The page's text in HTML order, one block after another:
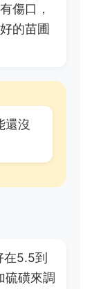
傷口，
的苗圃
還沒
在5.5到
硫磺來調